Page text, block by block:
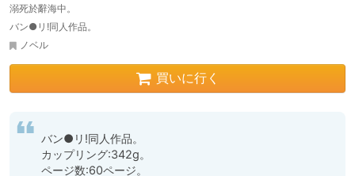
溺死於辭海中。
バン●リ!同人作品。
ノベル
買いに行く
バン●リ!同人作品。
カップリング:342g。
ページ数:60ページ。